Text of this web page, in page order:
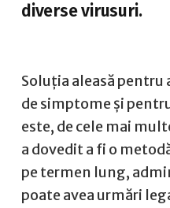
diverse virusuri.
Soluția aleasă pentru
de simptome și
este, de cele mai
a dovedit a fi o
pe termen lung,
poate avea urmări